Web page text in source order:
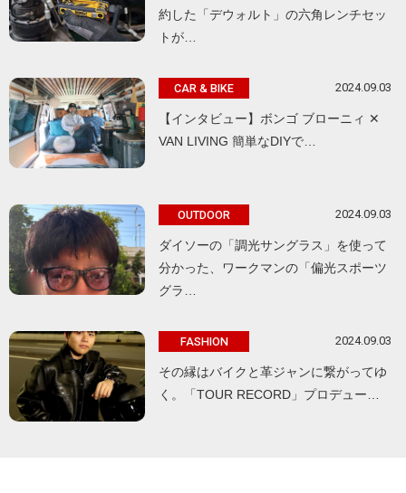
約した「デウォルト」の六角レンチセッ
トが…
CAR & BIKE 2024.09.03
【インタビュー】ボンゴ ブローニィ ✕
VAN LIVING 簡単なDIYで…
OUTDOOR 2024.09.03
ダイソーの「調光サングラス」を使って
分かった、ワークマンの「偏光スポーツ
グラ…
FASHION 2024.09.03
その縁はバイクと革ジャンに繋がってゆ
く。「TOUR RECORD」プロデュー…